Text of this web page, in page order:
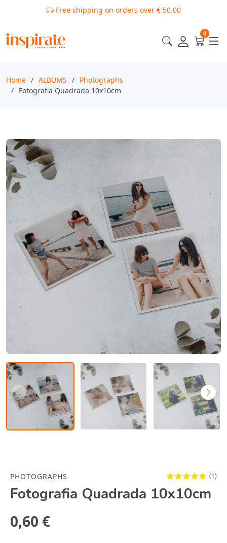
0
Home ALBUMS
Photographs
Fotografia Quadrada 10x10cm
PHOTOGRAPHS (1)
Fotografia Quadrada 10x10cm
0,60 €